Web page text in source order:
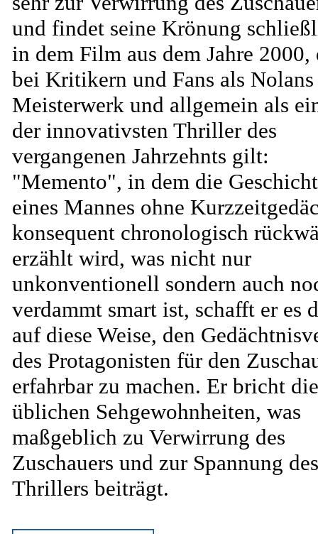
und findet seine Krönung
in dem Film aus dem Jahre 2000,
bei Kritikern und Fans als Nolans
Meisterwerk und allgemein als
der innovativsten Thriller des
vergangenen Jahrzehnts gilt:
"Memento", in dem die
eines Mannes ohne
konsequent chronologisch
erzählt wird, was nicht nur
unkonventionell sondern auch
verdammt smart ist, schafft er es
auf diese Weise, den
des Protagonisten für den
erfahrbar zu machen. Er bricht die
üblichen Sehgewohnheiten, was
maßgeblich zu Verwirrung des
Zuschauers und zur Spannung des
Thrillers beiträgt.